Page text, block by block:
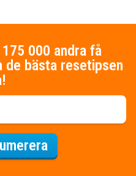
000 andra få
de bästa resetipsen